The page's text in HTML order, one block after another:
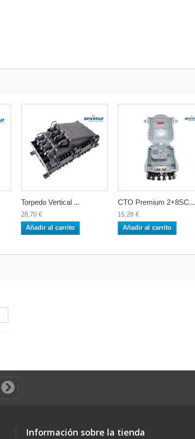
Torpedo Vertical ...
28,70 €
Añadir al carrito
CTO Premium 2+8SC...
15,28 €
Añadir al carrito
Información sobre la tienda